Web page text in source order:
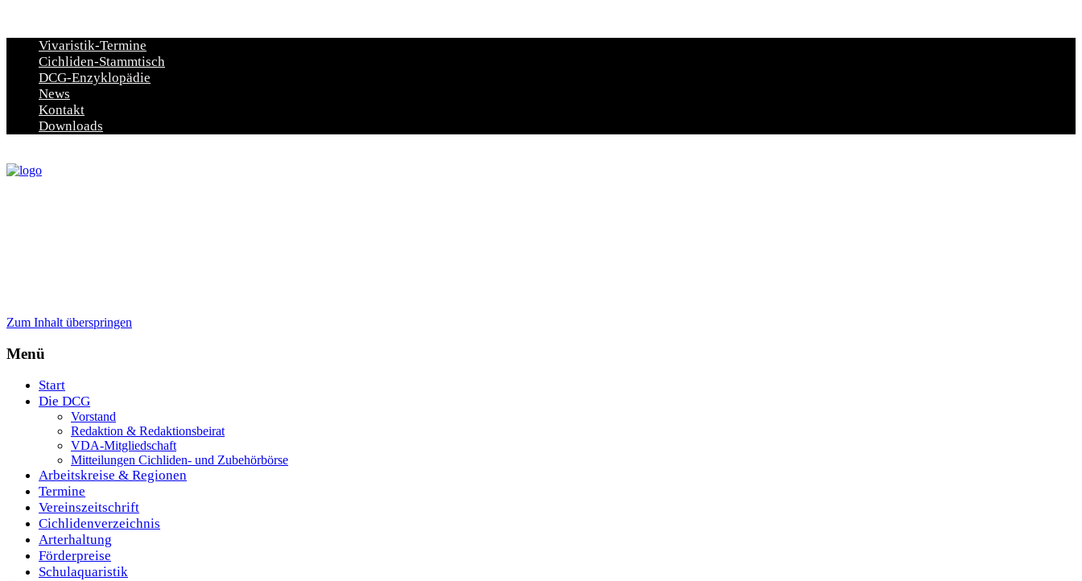
Vivaristik-Termine
Cichliden-Stammtisch
DCG-Enzyklopädie
News
Kontakt
Downloads
Zum Inhalt überspringen
Menü
Start
Die DCG
Vorstand
Redaktion & Redaktionsbeirat
VDA-Mitgliedschaft
Mitteilungen Cichliden- und Zubehörbörse
Arbeitskreise & Regionen
Termine
Vereinszeitschrift
Cichlidenverzeichnis
Arterhaltung
Förderpreise
Schulaquaristik